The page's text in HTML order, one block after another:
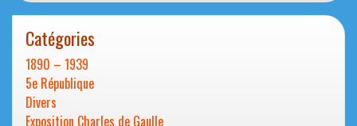
Catégories
1890 – 1939
5e République
Divers
Exposition Charles de Gaulle